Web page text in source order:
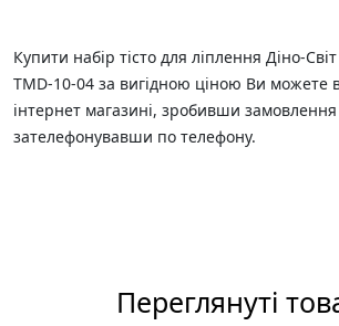
Купити набір тісто для ліплення Діно-
TMD-10-04 за вигідною ціною Ви можете
інтернет магазині, зробивши замовлення
зателефонувавши по телефону.
Переглянуті